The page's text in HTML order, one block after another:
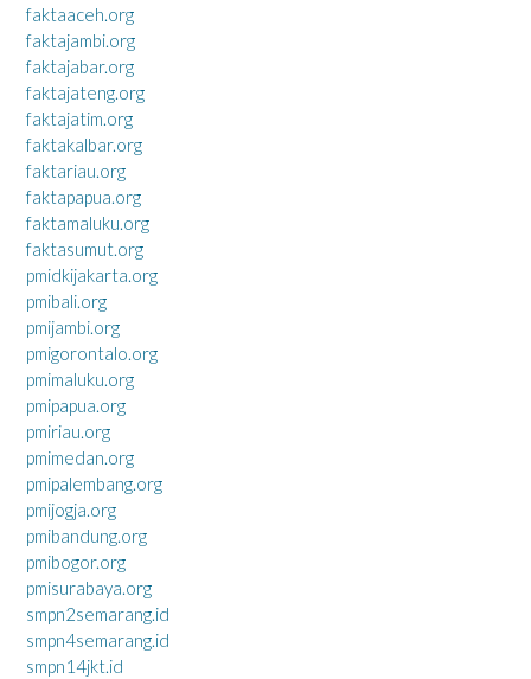
faktaaceh.org
faktajambi.org
faktajabar.org
faktajateng.org
faktajatim.org
faktakalbar.org
faktariau.org
faktapapua.org
faktamaluku.org
faktasumut.org
pmidkijakarta.org
pmibali.org
pmijambi.org
pmigorontalo.org
pmimaluku.org
pmipapua.org
pmiriau.org
pmimedan.org
pmipalembang.org
pmijogja.org
pmibandung.org
pmibogor.org
pmisurabaya.org
smpn2semarang.id
smpn4semarang.id
smpn14jkt.id